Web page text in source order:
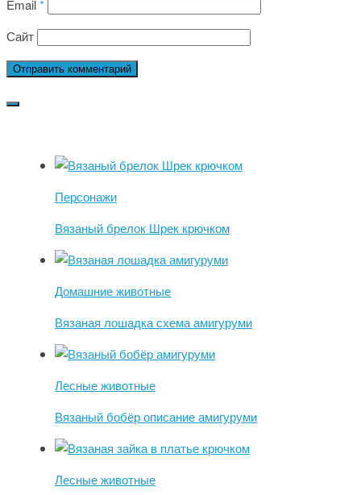
Email*
Сайт
Персонажи
Вязаный брелок Шрек крючком
Домашние животные
Вязаная лошадка схема амигуруми
Лесные животные
Вязаный бобёр описание амигуруми
Лесные животные